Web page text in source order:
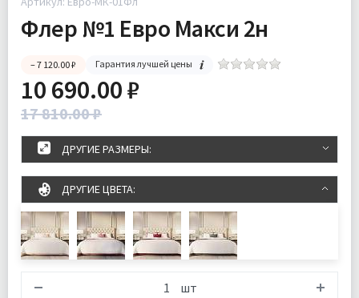
Флер №1 Евро Макси 2н
– 7 120.00 ₽ Гарантия лучшей цены
10 690.00 ₽
17 810.00 ₽
ДРУГИЕ РАЗМЕРЫ:
ДРУГИЕ ЦВЕТА:
шт